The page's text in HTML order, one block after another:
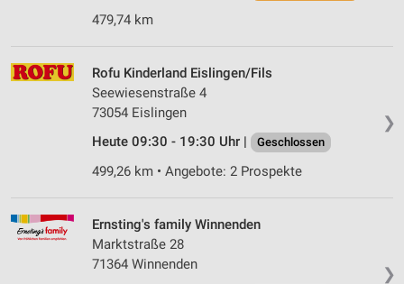
479,74 km
❯
Rofu Kinderland Eislingen/Fils
Seewiesenstraße 4
73054 Eislingen
Heute 09:30 - 19:30 Uhr |
Geschlossen
499,26 km • Angebote: 2 Prospekte
❯
Ernsting's family Winnenden
Marktstraße 28
71364 Winnenden
Erstellung von Profilen für personalisierte
Verwendung von Profilen zur Auswahl
personalisierter Werbung
von Inhalten
Verwendung von Profilen zur Auswahl
Messung der Werbeleistung
Messung der Performance von Inhalten